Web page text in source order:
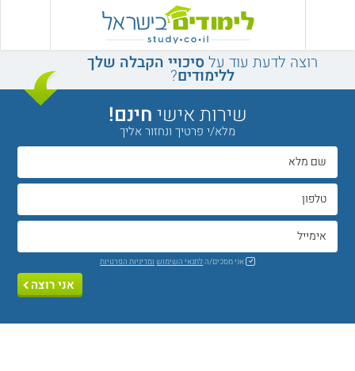
רוצה לדעת עוד על סיכויי הקבלה שלך
ללימודים?
שירות אישיחינם!
מלא/י פרטיך ונחזור אליך
אני מסכים/הלתנאי השימוש ומדיניות הפרטיות
אני רוצה